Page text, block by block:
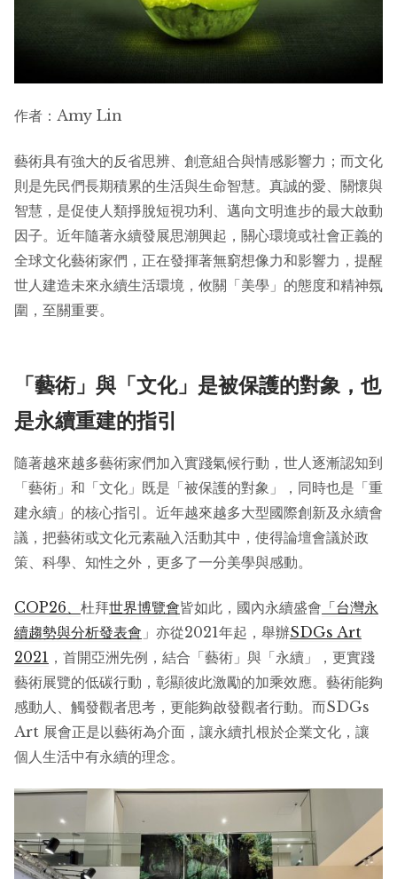
作者：Amy Lin
藝術具有強大的反省思辨、創意組合與情感影響力；而文化
則是先民們長期積累的生活與生命智慧。真誠的愛、關懷與
智慧，是促使人類掙脫短視功利、邁向文明進步的最大啟動
因子。近年隨著永續發展思潮興起，關心環境或社會正義的
全球文化藝術家們，正在發揮著無窮想像力和影響力，提醒
世人建造未來永續生活環境，攸關「美學」的態度和精神氛
圍，至關重要。
「藝術」與「文化」是被保護的對象，也
是永續重建的指引
隨著越來越多藝術家們加入實踐氣候行動，世人逐漸認知到
「藝術」和「文化」既是「被保護的對象」，同時也是「重
建永續」的核心指引。近年越來越多大型國際創新及永續會
議，把藝術或文化元素融入活動其中，使得論壇會議於政
策、科學、知性之外，更多了一分美學與感動。
COP26、 杜拜世界博覽會皆如此，國內永續盛會 「台灣永
續趨勢與分析發表會 」亦從2021年起，舉辦SDGs Art
2021 ，首開亞洲先例，結合「藝術」與「永續」，更實踐
藝術展覽的低碳行動，彰顯彼此激勵的加乘效應。藝術能夠
感動人、觸發觀者思考，更能夠啟發觀者行動。而SDGs
Art 展會正是以藝術為介面，讓永續扎根於企業文化，讓
個人生活中有永續的理念。